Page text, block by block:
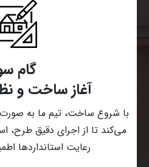
گام
آغاز ساخت و
با شروع ساخت، تیم ما به صورت
می‌کند تا از اجرای دقیق طرح،
رعایت استانداردها